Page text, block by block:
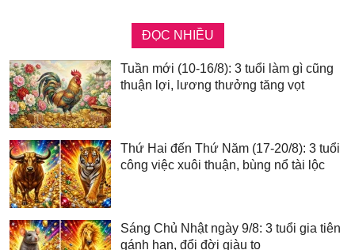
ĐỌC NHIỀU
Tuần mới (10-16/8): 3 tuổi làm gì cũng
thuận lợi, lương thưởng tăng vọt
Thứ Hai đến Thứ Năm (17-20/8): 3 tuổi
công việc xuôi thuận, bùng nổ tài lộc
Sáng Chủ Nhật ngày 9/8: 3 tuổi gia tiên
gánh hạn, đổi đời giàu to